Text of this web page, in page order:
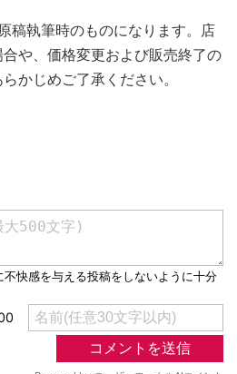
稿執筆時のものになります。店
や、価格変更および販売終了の
かじめご了承ください。